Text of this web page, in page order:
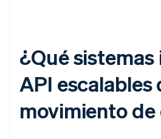
¿Qué
API escalables
movimiento de